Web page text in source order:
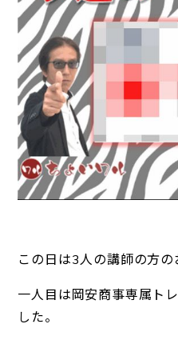
この日は3人の講師の方の
一人目は岡安商事専属ト
した。